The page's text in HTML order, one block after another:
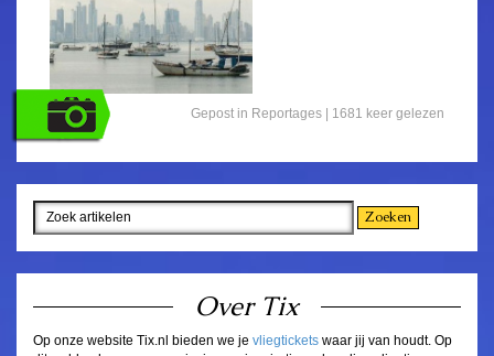
Gepost in Reportages | 1681 keer gelezen
Over Tix
Op onze website Tix.nl bieden we je vliegtickets waar jij van houdt. Op